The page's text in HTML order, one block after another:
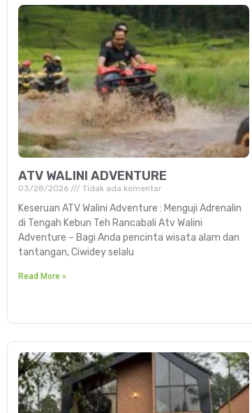
ATV WALINI ADVENTURE
03/28/2026 Tidak ada komentar
Keseruan ATV Walini Adventure : Menguji Adrenalin
di Tengah Kebun Teh Rancabali Atv Walini
Adventure – Bagi Anda pencinta wisata alam dan
tantangan, Ciwidey selalu
Read More »